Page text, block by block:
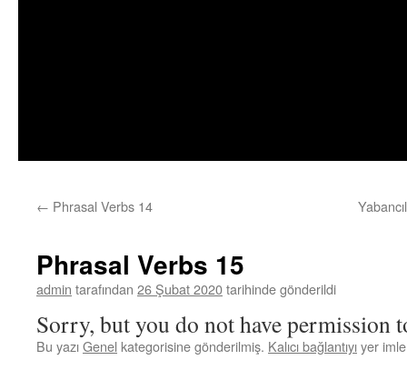
← Phrasal Verbs 14
Phrasal Verbs 15
admin tarafından 26 Şubat 2020tarihinde gönderildi
Sorry, but you do not have permission
Bu yazıGenel kategorisine gönderilmiş. Kalıcı bağlantıyıyer